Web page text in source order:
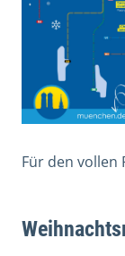
Für den vollen